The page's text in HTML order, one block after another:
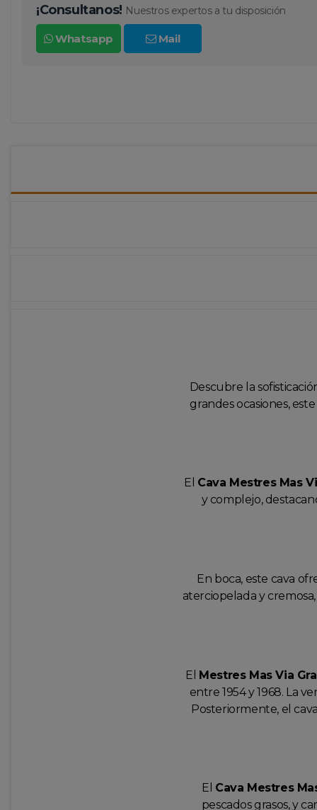
¡Consultanos! Nuestros expertos a tu disposición
Whatsapp Mail
Descubre la
grandes ocasiones,
El Cava Mestres Mas
y complejo,
En boca, este cava
aterciopelada y
El Mestres Mas Via
entre 1954 y 1968. La
Posteriormente, el
El Cava Mestres
pescados grasos, y